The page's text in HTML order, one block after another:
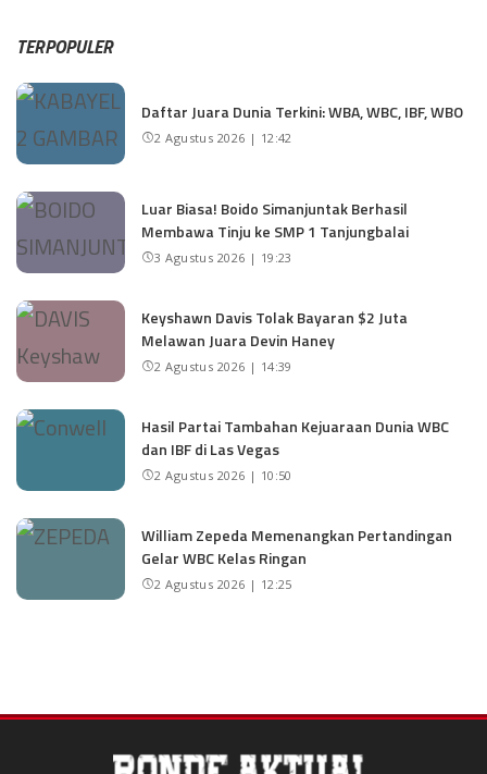
TERPOPULER
Daftar Juara Dunia Terkini: WBA, WBC, IBF, WBO
2 Agustus 2026 | 12:42
Luar Biasa! Boido Simanjuntak Berhasil
Membawa Tinju ke SMP 1 Tanjungbalai
3 Agustus 2026 | 19:23
Keyshawn Davis Tolak Bayaran $2 Juta
Melawan Juara Devin Haney
2 Agustus 2026 | 14:39
Hasil Partai Tambahan Kejuaraan Dunia WBC
dan IBF di Las Vegas
2 Agustus 2026 | 10:50
William Zepeda Memenangkan Pertandingan
Gelar WBC Kelas Ringan
2 Agustus 2026 | 12:25